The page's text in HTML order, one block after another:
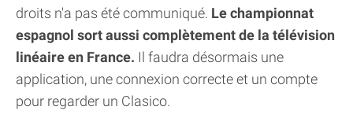
droits n'a pas été communiqué. Le championnat
espagnol sort aussi complètement de la télévision
linéaire en France. Il faudra désormais une
application, une connexion correcte et un compte
pour regarder un Clasico.